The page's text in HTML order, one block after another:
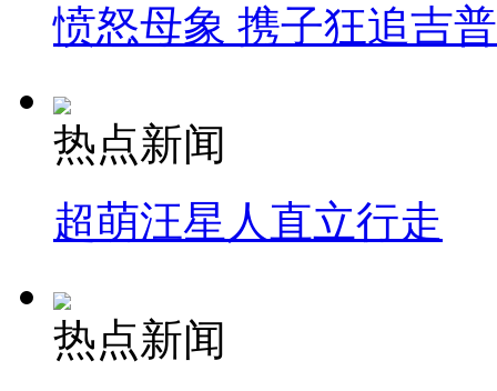
愤怒母象 携子狂追吉
热点新闻
超萌汪星人直立行走
热点新闻